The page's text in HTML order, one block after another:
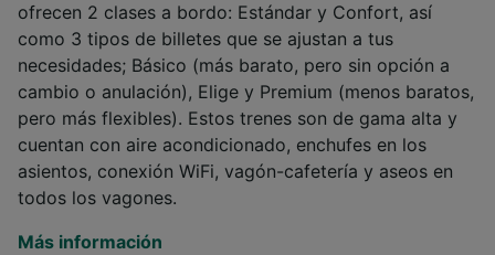
ofrecen 2 clases a bordo: Estándar y Confort, así
como 3 tipos de billetes que se ajustan a tus
necesidades; Básico (más barato, pero sin opción a
cambio o anulación), Elige y Premium (menos baratos,
pero más flexibles). Estos trenes son de gama alta y
cuentan con aire acondicionado, enchufes en los
asientos, conexión WiFi, vagón-cafetería y aseos en
todos los vagones.
Más información